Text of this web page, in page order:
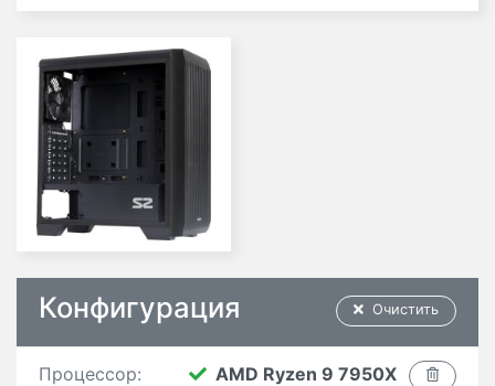
Очистить
Конфигурация
Процессор:
AMD Ryzen 9 7950X